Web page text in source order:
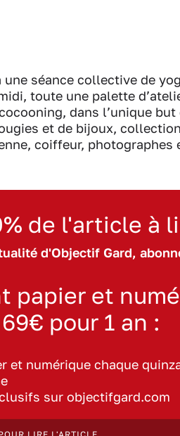
séance collective de
toute une palette
dans l’unique
et de bijoux,
coiffeur, photographes
de l'article à
d'Objectif Gard,
papier et
pour 1 an :
et numérique chaque
sur objectifgard.com